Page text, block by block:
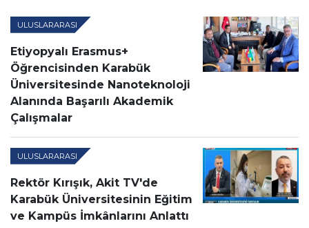
ULUSLARARASI
Etiyopyalı Erasmus+
Öğrencisinden Karabük
Üniversitesinde Nanoteknoloji
Alanında Başarılı Akademik
Çalışmalar
ULUSLARARASI
Rektör Kırışık, Akit TV'de
Karabük Üniversitesinin Eğitim
ve Kampüs İmkânlarını Anlattı